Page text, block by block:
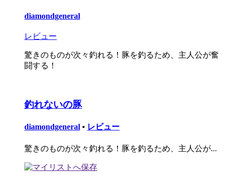
diamondgeneral
レビュー
驚きのものが次々釣れる！豚を釣るため、主人公が奮
闘する！
釣れないの豚
diamondgeneral • レビュー
驚きのものが次々釣れる！豚を釣るため、主人公が...